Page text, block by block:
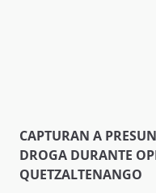
CAPTURAN A
DROGA DURANTE
QUETZALTENANGO